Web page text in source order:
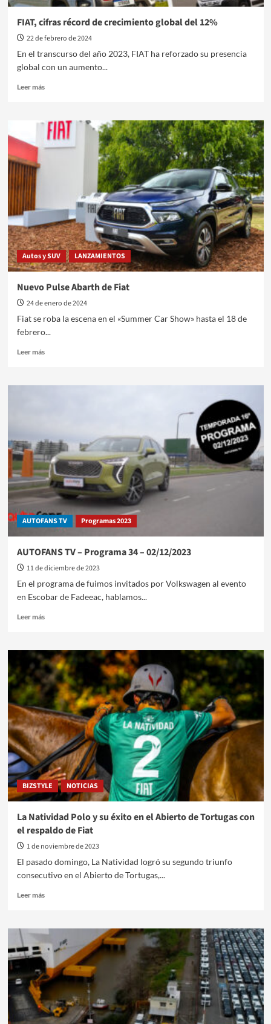
FIAT, cifras récord de crecimiento global del 12%
22 de febrero de 2024
En el transcurso del año 2023, FIAT ha reforzado su presencia
global con un aumento...
Leer másLeer
FIAT,
cifras
récord
Autos y SUV LANZAMIENTOS
Nuevo Pulse Abarth de Fiat
24 de enero de 2024
Fiat se roba la escena en el «Summer Car Show» hasta el 18 de
febrero...
Leer másLeer
Nuevo
AUTOFANS TV Programas 2023
AUTOFANS TV – Programa 34 – 02/12/2023
11 de diciembre de 2023
En el programa de fuimos invitados por Volkswagen al evento
en Escobar de Fadeeac, hablamos...
Leer másLeer
AUTOFANS
TV
–
Programa
–
02/12/2023
BIZSTYLE NOTICIAS
La Natividad Polo y su éxito en el Abierto de Tortugas con
el respaldo de Fiat
1 de noviembre de 2023
El pasado domingo, La Natividad logró su segundo triunfo
consecutivo en el Abierto de Tortugas,...
Leer másLeer
La
Natividad
Polo
y
su
éxito
el
Abierto